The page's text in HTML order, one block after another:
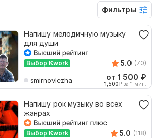
Фильтры
Напишу мелодичную музыку
для души
Выбор Kwork 5.0 (70)
smirnovlezha от 1 500 ₽
1,500₽ за 1 мин.
Напишу рок музыку во всех
жанрах
Выбор Kwork 5.0 (118)